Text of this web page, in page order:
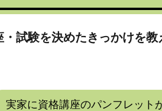
・試験を決めたきっかけを教
実家に資格講座のパンフレット